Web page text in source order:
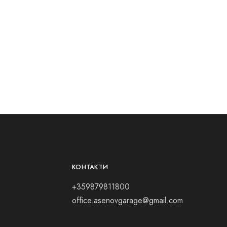
КОНТАКТИ
+359879811800
office.asenovgarage@gmail.com